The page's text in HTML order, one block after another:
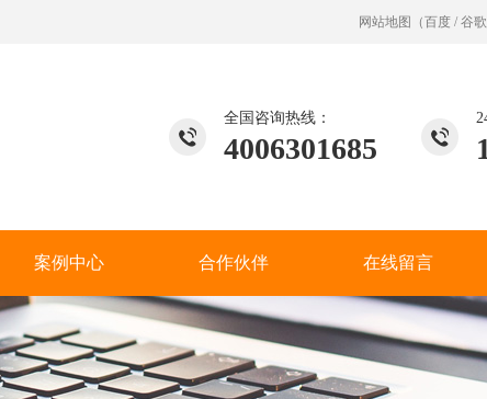
网站地图 （百度 / 谷歌
全国咨询热线：
4006301685
案例中心 合作伙伴 在线留言